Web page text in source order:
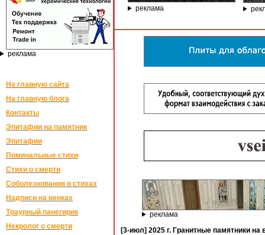
реклама
На главную сайта
На главную блога
Контакты
Эпитафии на памятник
Эпитафии
Поминальные стихи
Стихи о смерти
Соболезнования в стихах
Надписи на венках
Траурный панегирик
Некролог о смерти
реклама
реклама
[3-июл] 2025 г. Гранитные памятники на